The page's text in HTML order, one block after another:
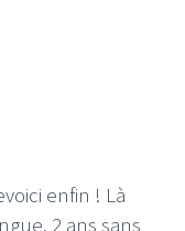
enfin ! Là
2 ans sans